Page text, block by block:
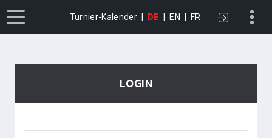
Turnier-Kalender DE EN FR
LOGIN